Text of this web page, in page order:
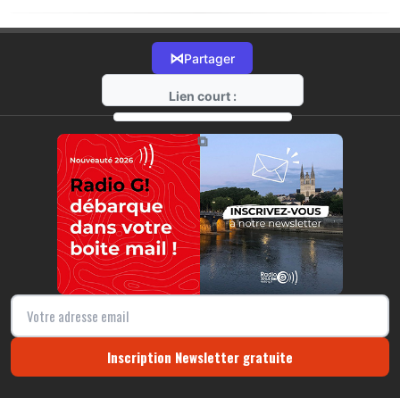
⋈Partager
Lien court :
https://radio-g.fr?1602
⧉
Inscription Newsletter gratuite